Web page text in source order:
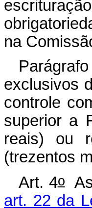
na
exclusivos
controle
superior a
reais) ou
(trezentos
Art. 4oAs
art. 22 da